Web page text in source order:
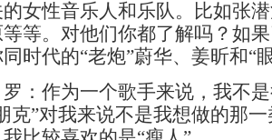
女性音乐人和乐队。比如张
等等。对他们你都了解吗？如
时代的“老炮”蔚华、姜昕和“
作为一个歌手来说，我不是
克”对我来说不是我想做的那